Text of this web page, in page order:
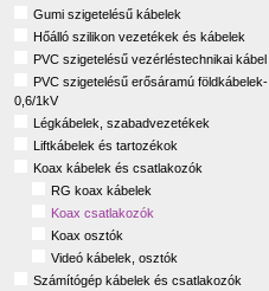
Gumi szigetelésű kábelek
Hőálló szilikon vezetékek és kábelek
PVC szigetelésű vezérléstechnikai kábel
PVC szigetelésű erősáramú földkábelek-
0,6/1kV
Légkábelek, szabadvezetékek
Liftkábelek és tartozékok
Koax kábelek és csatlakozók
RG koax kábelek
Koax csatlakozók
Koax osztók
Videó kábelek, osztók
Számítógép kábelek és csatlakozók